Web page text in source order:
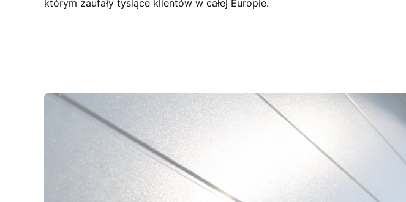
którym zaufały tysiące klientów w całej Europie.